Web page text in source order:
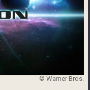
© Warner Bros.